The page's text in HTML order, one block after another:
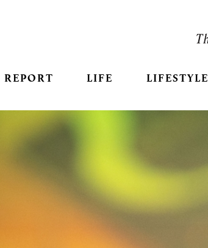
REPORT LIFE LIFESTYLE